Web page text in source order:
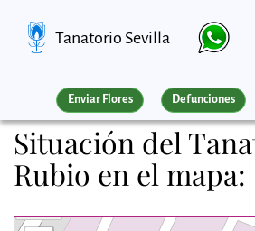
Tanatorio Sevilla
Enviar Flores Defunciones
Situación del
Rubio en el mapa: